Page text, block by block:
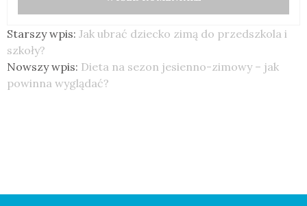
Starszy wpis: Jak ubrać dziecko zimą do przedszkola i
szkoły?
Nowszy wpis: Dieta na sezon jesienno-zimowy – jak
powinna wyglądać?